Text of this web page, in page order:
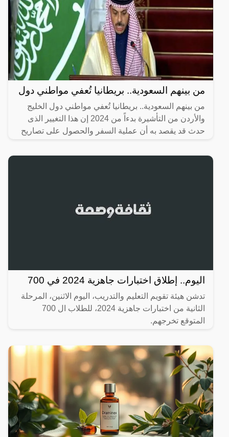
من بينهم السعودية.. بريطانيا تُعفي مواطني دول
من بينهم السعودية.. بريطانيا تُعفي مواطني دول الخليج
والأردن من التأشيرة بدءاً من 2024 إن هذا التغيير الذى
حدث قد يقصد به أن عملية السفر والحصول على تصاريح
اليوم.. إطلاق اختبارات جاهزية 2024 في 700
تدشن هيئة تقويم التعليم والتدريب، اليوم الاثنين، المرحلة
الثانية من اختبارات جاهزية 2024، للطلاب ال 700
المتوقع تخرجهم.